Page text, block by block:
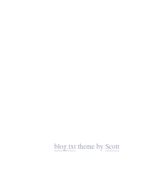
blog.txttheme by Scott